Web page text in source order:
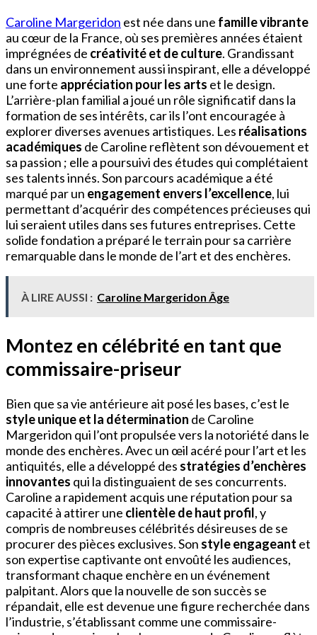
Caroline Margeridon est née dans une famille vibrante
au cœur de la France, où ses premières années étaient
imprégnées de créativité et de culture. Grandissant
dans un environnement aussi inspirant, elle a développé
une forte appréciation pour les arts et le design.
L’arrière-plan familial a joué un rôle significatif dans la
formation de ses intérêts, car ils l’ont encouragée à
explorer diverses avenues artistiques. Les réalisations
académiques de Caroline reflètent son dévouement et
sa passion ; elle a poursuivi des études qui complétaient
ses talents innés. Son parcours académique a été
marqué par un engagement envers l’excellence, lui
permettant d’acquérir des compétences précieuses qui
lui seraient utiles dans ses futures entreprises. Cette
solide fondation a préparé le terrain pour sa carrière
remarquable dans le monde de l’art et des enchères.
À LIRE AUSSI : Caroline Margeridon Âge
Montez en célébrité en tant que
commissaire-priseur
Bien que sa vie antérieure ait posé les bases, c’est le
style unique et la détermination de Caroline
Margeridon qui l’ont propulsée vers la notoriété dans le
monde des enchères. Avec un œil acéré pour l’art et les
antiquités, elle a développé des stratégies d’enchères
innovantes qui la distinguaient de ses concurrents.
Caroline a rapidement acquis une réputation pour sa
capacité à attirer une clientèle de haut profil, y
compris de nombreuses célébrités désireuses de se
procurer des pièces exclusives. Son style engageant et
son expertise captivante ont envoûté les audiences,
transformant chaque enchère en un événement
palpitant. Alors que la nouvelle de son succès se
répandait, elle est devenue une figure recherchée dans
l’industrie, s’établissant comme une commissaire-